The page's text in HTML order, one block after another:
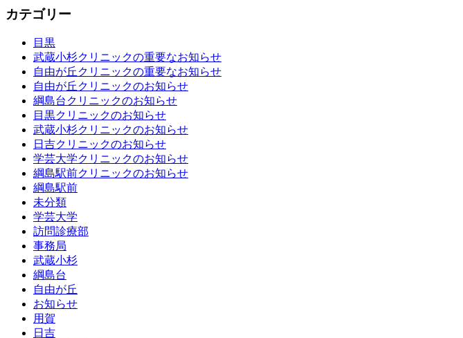
カテゴリー
目黒
武蔵小杉クリニックの重要なお知らせ
自由が丘クリニックの重要なお知らせ
自由が丘クリニックのお知らせ
綱島台クリニックのお知らせ
目黒クリニックのお知らせ
武蔵小杉クリニックのお知らせ
日吉クリニックのお知らせ
学芸大学クリニックのお知らせ
綱島駅前クリニックのお知らせ
綱島駅前
未分類
学芸大学
訪問診療部
事務局
武蔵小杉
綱島台
自由が丘
お知らせ
用賀
日吉